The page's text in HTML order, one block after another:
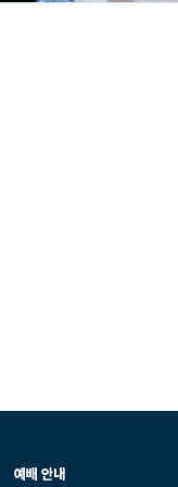
예배 안내